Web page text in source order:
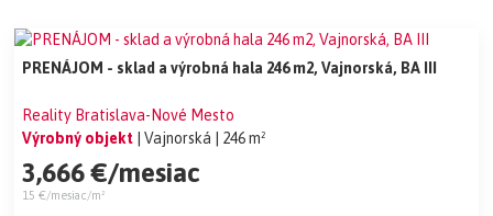
PRENÁJOM - sklad a výrobná hala 246 m2, Vajnorská, BA III
Reality Bratislava-Nové Mesto
Výrobný objekt
| Vajnorská | 246 m²
3,666 €/mesiac
15 €/mesiac/m²